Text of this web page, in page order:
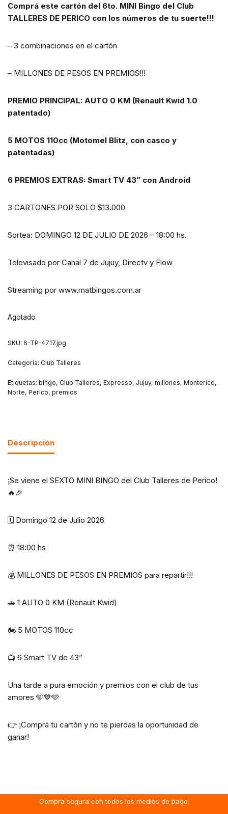
Comprá este cartón del 6to. MINI Bingo del Club
TALLERES DE PERICO con los números de tu suerte!!!
– 3 combinaciones en el cartón
– MILLONES DE PESOS EN PREMIOS!!!
PREMIO PRINCIPAL: AUTO 0 KM (Renault Kwid 1.0
patentado)
5 MOTOS 110cc (Motomel Blitz, con casco y
patentadas)
6 PREMIOS EXTRAS: Smart TV 43” con Android
3 CARTONES POR SOLO $13.000
Sortea: DOMINGO 12 DE JULIO DE 2026 – 18:00 hs.
Televisado por Canal 7 de Jujuy, Directv y Flow
Streaming por www.matbingos.com.ar
Agotado
SKU: 6-TP-4717.jpg
Categoría: Club Talleres
Etiquetas: bingo, Club Talleres, Expresso, Jujuy, millones, Monterico,
Norte, Perico, premios
Descripción
¡Se viene el SEXTO MINI BINGO del Club Talleres de Perico!
🔥🎉
🗓️ Domingo 12 de Julio 2026
⏰ 18:00 hs
💰 MILLONES DE PESOS EN PREMIOS para repartir!!!
🚗 1 AUTO 0 KM (Renault Kwid)
🏍️ 5 MOTOS 110cc
📺 6 Smart TV de 43”
Una tarde a pura emoción y premios con el club de tus
amores 🩵💙🩵
👉 ¡Comprá tu cartón y no te pierdas la oportunidad de
ganar!
Compra segura con todos los medios de pago.